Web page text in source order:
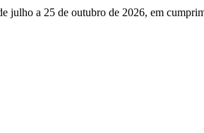
julho a 25 de outubro de 2026, em